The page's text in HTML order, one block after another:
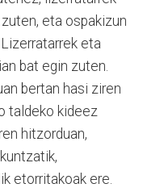
eta ospakizun
eta
bat egin zuten.
bertan hasi ziren
taldeko kideez
hitzorduan,
etorritakoak ere.